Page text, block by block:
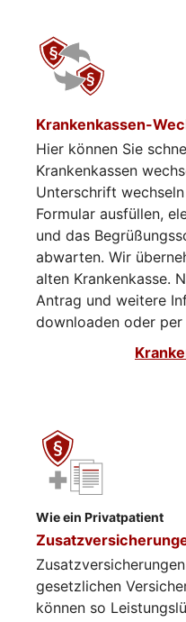
Krankenkassen-
Hier können Sie
Krankenkassen
Unterschrift
Formular ausfüllen,
und das
abwarten. Wir
alten Krankenkasse.
Antrag und weitere
downloaden oder
Wie ein Privatpatient
gesetzlichen
können so